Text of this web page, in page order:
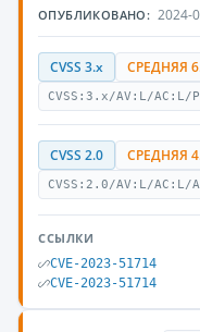
ОПУБЛИКОВАНО: 2024-
CVSS 3.x СРЕДНЯЯ
CVSS:3.x/AV:L/
CVSS 2.0 СРЕДНЯЯ
CVSS:2.0/AV:L/AC:L/
ССЫЛКИ
CVE-2023-51714
CVE-2023-51714